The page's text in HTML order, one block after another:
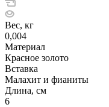
Вес, кг
0,004
Материал
Красное золото
Вставка
Малахит и фианиты
Длина, см
6